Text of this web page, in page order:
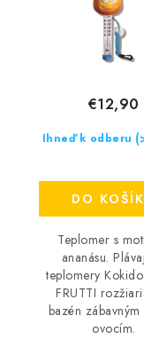
Ihneď k odberu
€12,90
DO
Teplomer s
ananásu.
teplomery
FRUTTI
bazén zábavným
ovocím.